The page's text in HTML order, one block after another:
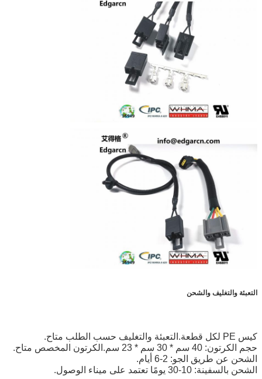
التعبئة والتغليف والشحن
كيس PE لكل قطعة.التعبئة والتغليف حسب الطلب متاح.
حجم الكرتون: 40 سم * 30 سم * 23 سم.الكرتون المخصص متاح.
الشحن عن طريق الجو: 2-6 أيام.
الشحن بالسفينة: 10-30 يومًا تعتمد على ميناء الوصول.